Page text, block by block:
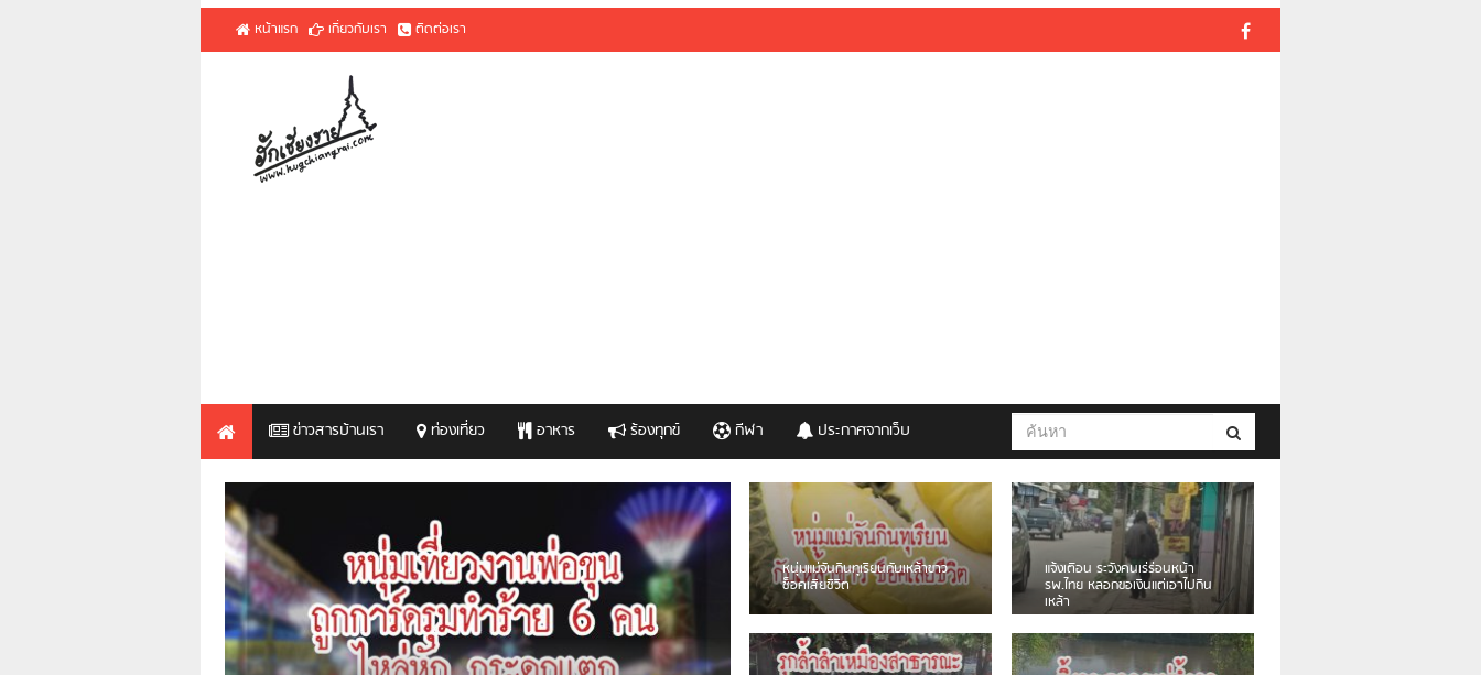
หน้าแรก เกี่ยวกับเรา ติดต่อเรา
ข่าวสารบ้านเรา ท่องเที่ยว อาหาร ร้องทุกข์ กีฬา ประกาศจากเว็บ
ชาวเน็ตฮา! รถเครื่องแม่สายชน
ป้ายร้านโลงศพแล้วหนี พบเสาหัก
เบรคหัก หวิดได้ใช้บริการ
เดือนร้อน! ชาวเชียงรายบ่นรถ
Isuzu สีขาวซิ่งบายพาสเสียงดัง
สร้างความรำคาญ